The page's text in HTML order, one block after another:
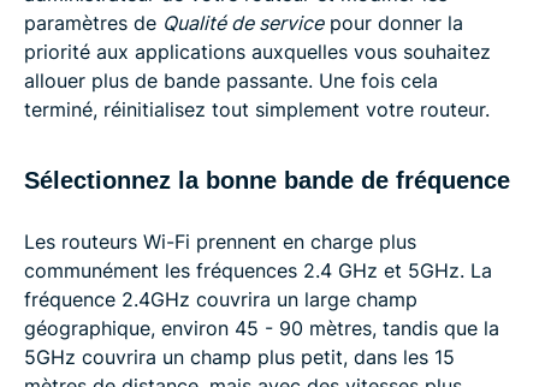
paramètres de Qualité de servicepour donner la
priorité aux applications auxquelles vous souhaitez
allouer plus de bande passante. Une fois cela
terminé, réinitialisez tout simplement votre routeur.
Sélectionnez la bonne bande de fréquence
Les routeurs Wi-Fi prennent en charge plus
communément les fréquences 2.4 GHz et 5GHz. La
fréquence 2.4GHz couvrira un large champ
géographique, environ 45 - 90 mètres, tandis que la
5GHz couvrira un champ plus petit, dans les 15